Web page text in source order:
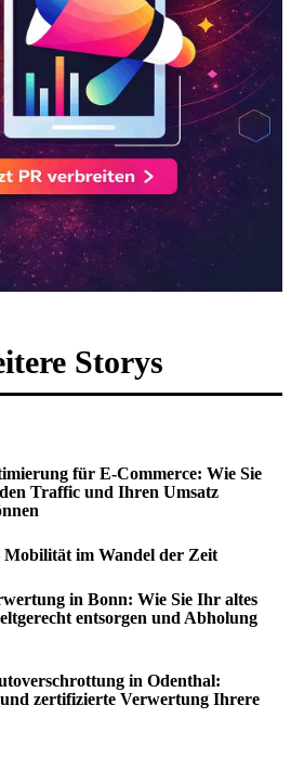
Storys
für E-Commerce: Wie Sie
Traffic und Ihren Umsatz
im Wandel der Zeit
in Bonn: Wie Sie Ihr altes
entsorgen und Abholung
in Odenthal:
zertifizierte Verwertung Ihrere